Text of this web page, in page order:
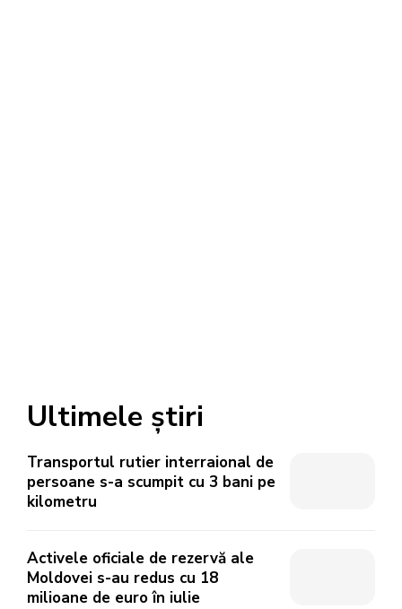
Ultimele știri
Transportul rutier interraional de
persoane s-a scumpit cu 3 bani pe
kilometru
Activele oficiale de rezervă ale
Moldovei s-au redus cu 18
milioane de euro în iulie